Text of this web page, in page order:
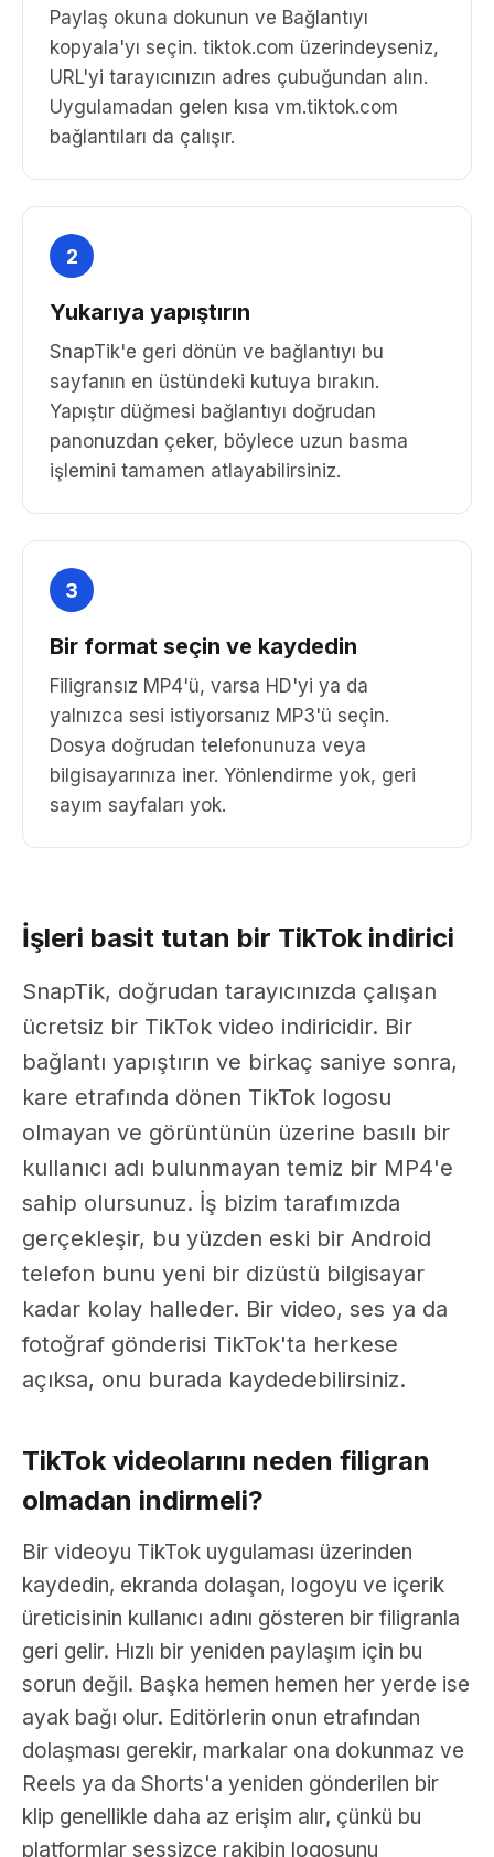
Paylaş okuna dokunun ve Bağlantıyı
kopyala'yı seçin. tiktok.com üzerindeyseniz,
URL'yi tarayıcınızın adres çubuğundan alın.
Uygulamadan gelen kısa vm.tiktok.com
bağlantıları da çalışır.
2
Yukarıya yapıştırın
SnapTik'e geri dönün ve bağlantıyı bu
sayfanın en üstündeki kutuya bırakın.
Yapıştır düğmesi bağlantıyı doğrudan
panonuzdan çeker, böylece uzun basma
işlemini tamamen atlayabilirsiniz.
3
Bir format seçin ve kaydedin
Filigransız MP4'ü, varsa HD'yi ya da
yalnızca sesi istiyorsanız MP3'ü seçin.
Dosya doğrudan telefonunuza veya
bilgisayarınıza iner. Yönlendirme yok, geri
sayım sayfaları yok.
İşleri basit tutan bir TikTok indirici
SnapTik, doğrudan tarayıcınızda çalışan
ücretsiz bir TikTok video indiricidir. Bir
bağlantı yapıştırın ve birkaç saniye sonra,
kare etrafında dönen TikTok logosu
olmayan ve görüntünün üzerine basılı bir
kullanıcı adı bulunmayan temiz bir MP4'e
sahip olursunuz. İş bizim tarafımızda
gerçekleşir, bu yüzden eski bir Android
telefon bunu yeni bir dizüstü bilgisayar
kadar kolay halleder. Bir video, ses ya da
fotoğraf gönderisi TikTok'ta herkese
açıksa, onu burada kaydedebilirsiniz.
TikTok videolarını neden filigran
olmadan indirmeli?
Bir videoyu TikTok uygulaması üzerinden
kaydedin, ekranda dolaşan, logoyu ve içerik
üreticisinin kullanıcı adını gösteren bir filigranla
geri gelir. Hızlı bir yeniden paylaşım için bu
sorun değil. Başka hemen hemen her yerde ise
ayak bağı olur. Editörlerin onun etrafından
dolaşması gerekir, markalar ona dokunmaz ve
Reels ya da Shorts'a yeniden gönderilen bir
klip genellikle daha az erişim alır, çünkü bu
platformlar sessizce rakibin logosunu